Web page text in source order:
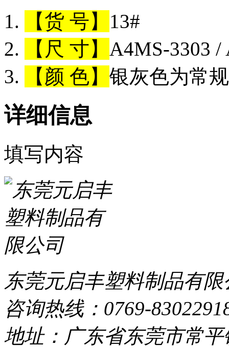
【货 号】 13#
【尺 寸】 A4MS-3303
【颜 色】 银灰色为常
详细信息
填写内容
东莞元启丰塑料制品有
咨询热线：0769-
地址：广东省东莞市常